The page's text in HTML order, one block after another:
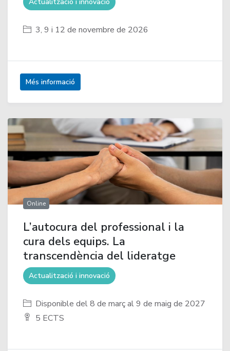
3, 9 i 12 de novembre de 2026
Més informació
Online
L’autocura del professional i la
cura dels equips. La
transcendència del lideratge
Actualització i innovació
Disponible del 8 de març al 9 de maig de 2027
5 ECTS